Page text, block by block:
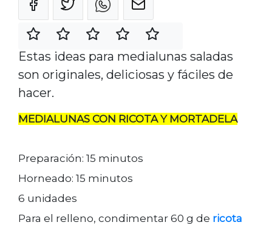
Estas ideas para medialunas saladas
son originales, deliciosas y fáciles de
hacer.
MEDIALUNAS CON RICOTA Y MORTADELA
Preparación: 15 minutos
Horneado: 15 minutos
6 unidades
Para el relleno, condimentar 60 g de ricota